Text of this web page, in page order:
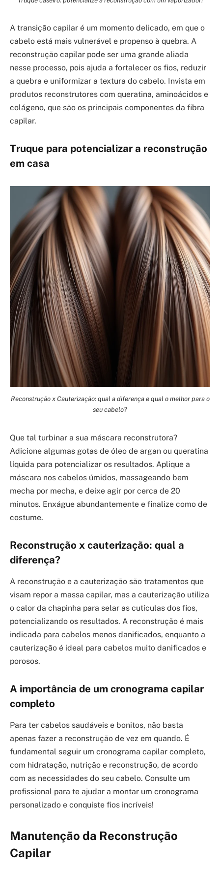
A transição capilar é um momento delicado, em que o
cabelo está mais vulnerável e propenso à quebra. A
reconstrução capilar pode ser uma grande aliada
nesse processo, pois ajuda a fortalecer os fios, reduzir
a quebra e uniformizar a textura do cabelo. Invista em
produtos reconstrutores com queratina, aminoácidos e
colágeno, que são os principais componentes da fibra
capilar.
Truque para potencializar a reconstrução
em casa
Reconstrução x Cauterização: qual a diferença e qual o melhor para o
seu cabelo?
Que tal turbinar a sua máscara reconstrutora?
Adicione algumas gotas de óleo de argan ou queratina
líquida para potencializar os resultados. Aplique a
máscara nos cabelos úmidos, massageando bem
mecha por mecha, e deixe agir por cerca de 20
minutos. Enxágue abundantemente e finalize como de
costume.
Reconstrução x cauterização: qual a
diferença?
A reconstrução e a cauterização são tratamentos que
visam repor a massa capilar, mas a cauterização utiliza
o calor da chapinha para selar as cutículas dos fios,
potencializando os resultados. A reconstrução é mais
indicada para cabelos menos danificados, enquanto a
cauterização é ideal para cabelos muito danificados e
porosos.
A importância de um cronograma capilar
completo
Para ter cabelos saudáveis e bonitos, não basta
apenas fazer a reconstrução de vez em quando. É
fundamental seguir um cronograma capilar completo,
com hidratação, nutrição e reconstrução, de acordo
com as necessidades do seu cabelo. Consulte um
profissional para te ajudar a montar um cronograma
personalizado e conquiste fios incríveis!
Manutenção da Reconstrução
Capilar